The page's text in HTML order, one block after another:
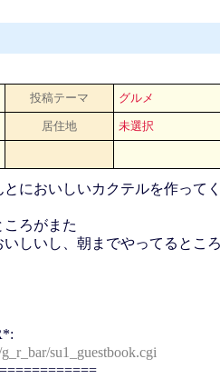
投稿テーマ グルメ
居住地 未選択
においしいカクテルを作ってく
ろがまた
しいし、朝までやってるとこ
su1_guestbook.cgi